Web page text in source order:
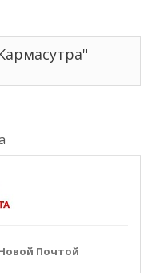
Почтой